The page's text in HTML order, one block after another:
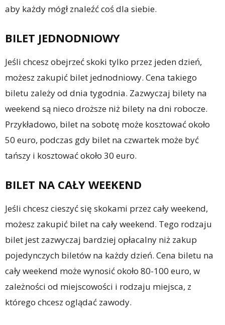
aby każdy mógł znaleźć coś dla siebie.
BILET JEDNODNIOWY
Jeśli chcesz obejrzeć skoki tylko przez jeden dzień,
możesz zakupić bilet jednodniowy. Cena takiego
biletu zależy od dnia tygodnia. Zazwyczaj bilety na
weekend są nieco droższe niż bilety na dni robocze.
Przykładowo, bilet na sobotę może kosztować około
50 euro, podczas gdy bilet na czwartek może być
tańszy i kosztować około 30 euro.
BILET NA CAŁY WEEKEND
Jeśli chcesz cieszyć się skokami przez cały weekend,
możesz zakupić bilet na cały weekend. Tego rodzaju
bilet jest zazwyczaj bardziej opłacalny niż zakup
pojedynczych biletów na każdy dzień. Cena biletu na
cały weekend może wynosić około 80-100 euro, w
zależności od miejscowości i rodzaju miejsca, z
którego chcesz oglądać zawody.